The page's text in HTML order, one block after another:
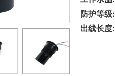
防护等级:
出线长度: